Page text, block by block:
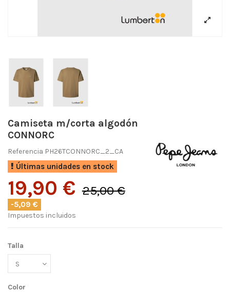
Camiseta m/corta algodón
CONNORC
Referencia PH26TCONNORC_2_CA
Últimas unidades en stock
19,90 € 25,00 €
-5,09 €
Impuestos incluidos
Talla
Color